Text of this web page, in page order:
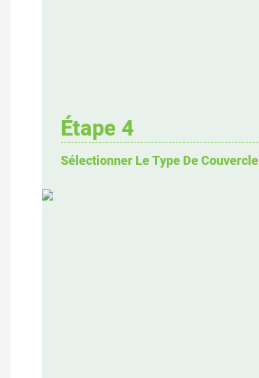
Étape 4
Sélectionner Le Type De Couvercle